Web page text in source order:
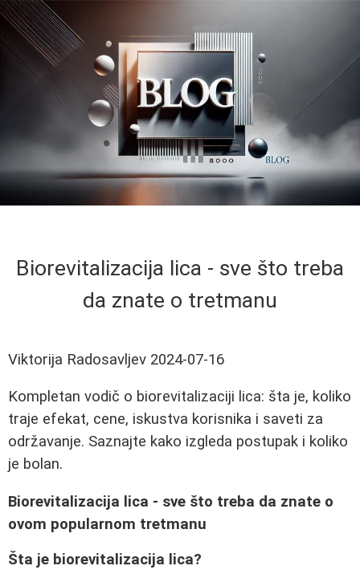
Biorevitalizacija lica - sve što treba
da znate o tretmanu
Viktorija Radosavljev 2024-07-16
Kompletan vodič o biorevitalizaciji lica: šta je, koliko
traje efekat, cene, iskustva korisnika i saveti za
održavanje. Saznajte kako izgleda postupak i koliko
je bolan.
Biorevitalizacija lica - sve što treba da znate o
ovom popularnom tretmanu
Šta je biorevitalizacija lica?